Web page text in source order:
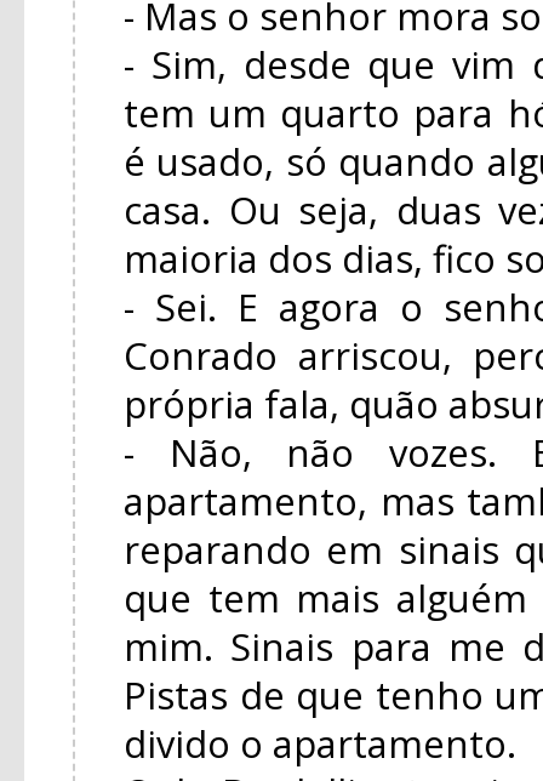
- Mas o senhor mora
- Sim, desde que vim
tem um quarto para
é usado, só quando
casa. Ou seja, duas
maioria dos dias, fico
- Sei. E agora o
Conrado arriscou,
própria fala, quão
- Não, não vozes.
apartamento, mas
reparando em sinais
que tem mais
mim. Sinais para me
Pistas de que tenho
divido o apartamento.